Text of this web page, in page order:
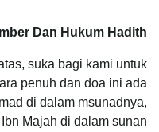
Dan Hukum Hadith
suka bagi kami untuk
penuh dan doa ini ada
di dalam msunadnya,
Majah di dalam sunan